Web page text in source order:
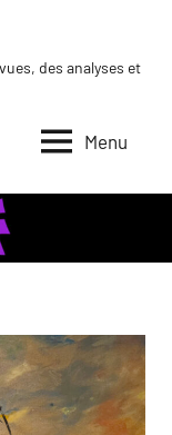
des analyses et
Menu